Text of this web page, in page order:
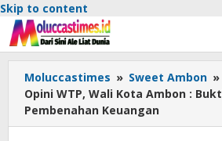
Skip to content
Moluccastimes » Sweet Ambon »
Opini WTP, Wali Kota Ambon :
Pembenahan Keuangan